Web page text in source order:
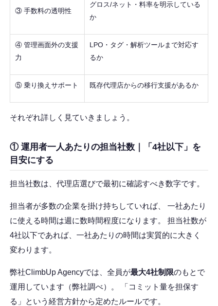
③ 手数料の透明性
グロス/ネット・料率を明示している
か
④ 管理画面外の支援
力
LPO・タグ・解析ツールまで対応す
るか
⑤ 乗り換えサポート 既存代理店からの移行支援があるか
それぞれ詳しく見ていきましょう。
① 運用者一人あたりの担当社数｜「4社以下」を
目安にする
担当社数は、代理店選びで最初に確認すべき数字です。
担当者が多数の企業を掛け持ちしていれば、 一社あたり
に使える時間は週に数時間程度になります。 担当社数が
4社以下であれば、一社あたりの時間は実質的に大きく
変わります。
弊社ClimbUp Agencyでは、全員が最大4社制限のもとで
運用しています（弊社調べ）。 「コミット量を担保す
る」という経営方針から定めたルールです。